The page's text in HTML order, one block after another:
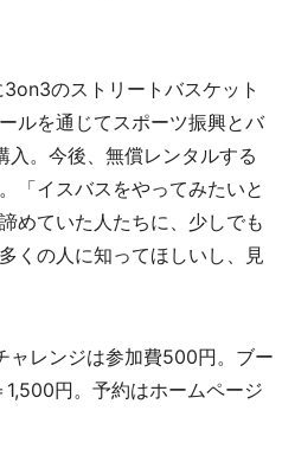
のストリートバスケット
ルを通じてスポーツ振興とバ
。今後、無償レンタルする
「イスバスをやってみたいと
めていた人たちに、少しでも
くの人に知ってほしいし、見
レンジは参加費500円。ブー
円。予約はホームページ